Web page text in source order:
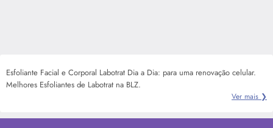
Esfoliante Facial e Corporal Labotrat Dia a Dia: para uma renovação celular.
Melhores Esfoliantes de Labotrat na BLZ.
Ver mais ❯